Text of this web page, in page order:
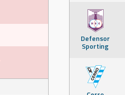
Defensor
Sporting